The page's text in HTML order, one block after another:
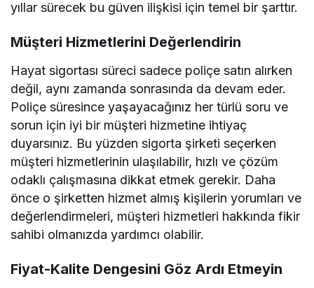
yıllar sürecek bu güven ilişkisi için temel bir şarttır.
Müşteri Hizmetlerini Değerlendirin
Hayat sigortası süreci sadece poliçe satın alırken
değil, aynı zamanda sonrasında da devam eder.
Poliçe süresince yaşayacağınız her türlü soru ve
sorun için iyi bir müşteri hizmetine ihtiyaç
duyarsınız. Bu yüzden sigorta şirketi seçerken
müşteri hizmetlerinin ulaşılabilir, hızlı ve çözüm
odaklı çalışmasına dikkat etmek gerekir. Daha
önce o şirketten hizmet almış kişilerin yorumları ve
değerlendirmeleri, müşteri hizmetleri hakkında fikir
sahibi olmanızda yardımcı olabilir.
Fiyat-Kalite Dengesini Göz Ardı Etmeyin